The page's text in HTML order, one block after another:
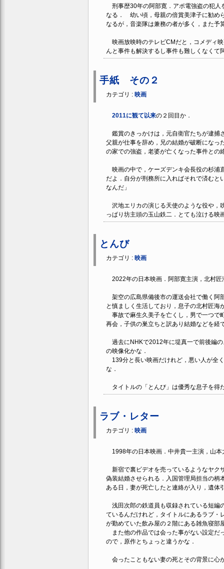
刑事歴30年の阿部寛．アポ電強盗の犯人
なる． 幼い頃，母親の倍賞美津子に勧め
なるが，音楽隊は兼務の者が多く，また予
映画放映時のテレビCMだと，コメディ
んと事件も解決するし事件も難しくなく
手紙 その２
カテゴリ : 映画
2011に観て以来の２回目か．
鑑賞のきっかけは，元自衛官たちが逮捕
父親が仕事を辞め，兄の結婚が破断になっ
の家での強盗，老婆が亡くなった事件との
映画の中で，ケーズデンキ会長役の杉浦
だよ．自分が刑務所に入ればそれで済むと
なんだ」
沢地エリカの演じる天使のような役や，
っぱり坊主頭の玉山鉄二．とても泣ける映
とんび
カテゴリ : 映画
2022年の日本映画．阿部寛主演，北村匠
架空の広島県備後市の運送会社で働く阿
と慎ましく生活しており，息子の北村匠海
事故で麻生久美子を亡くし，男で一つで
再会，子供の巣立ちと訳あり結婚などを経
過去にNHKで2012年に堤真一で前後編
の映像化かな．
139分と長い映画だけれど，悪い人が全
な．
タイトルの「とんび」は優秀な息子を得
ラブ・レター
カテゴリ : 映画
1998年の日本映画．中井貴一主演，山本
新宿で裏ビデオを売っているようなヤク
偽装結婚させられる．入国管理局担当の柄
ある日，妻が死亡したと連絡が入り，遺体
浅田次郎の鉄道員も収録されている短編
ているんだけれど，タイトルにあるラブ・
が勤めていた飲み屋の２階にある雑魚寝部
また他の作品では会った事がない設定だ
ので，原作とちょっと違うかな．
会ったこともない妻の死とその背景に心